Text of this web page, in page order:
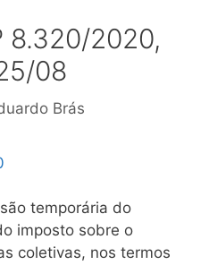
8.320/2020,
08
Brás
temporária do
imposto sobre o
coletivas, nos termos